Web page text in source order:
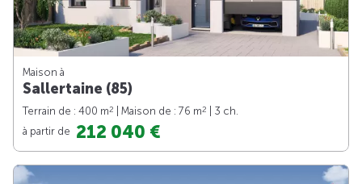
Maison à
Sallertaine (85)
Terrain de : 400 m2 | Maison de : 76 m2
| 3 ch.
à partir de 212 040 €